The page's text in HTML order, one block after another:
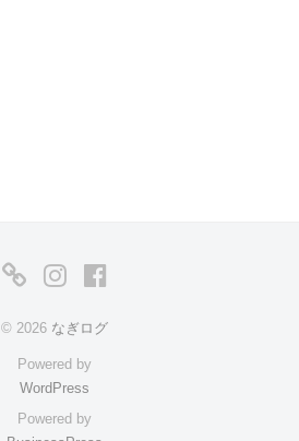
公
ッ
プ
Instagram
© 2026 なぎログ
Powered by
WordPress
Powered by